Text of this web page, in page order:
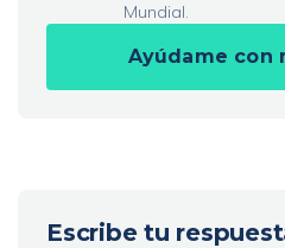
Mundial.
Ayúdame con
Escribe tu